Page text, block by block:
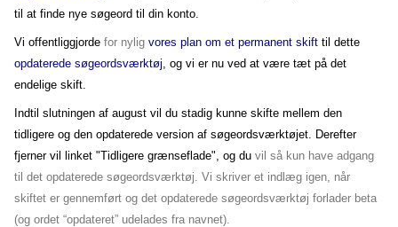
til at finde nye søgeord til din konto.
Vi offentliggjorde for nylig vores plan om et permanent skift til dette
opdaterede søgeordsværktøj, og vi er nu ved at være tæt på det
endelige skift.
Indtil slutningen af august vil du stadig kunne skifte mellem den
tidligere og den opdaterede version af søgeordsværktøjet. Derefter
fjerner vil linket "Tidligere grænseflade", og du vil så kun have adgang
til det opdaterede søgeordsværktøj. Vi skriver et indlæg igen, når
skiftet er gennemført og det opdaterede søgeordsværktøj forlader beta
(og ordet “opdateret” udelades fra navnet).